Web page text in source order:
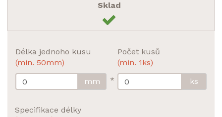
Délka jednoho kusu
(min. 50mm)
mm
*
Počet kusů
(min. 1ks)
ks
Specifikace délky